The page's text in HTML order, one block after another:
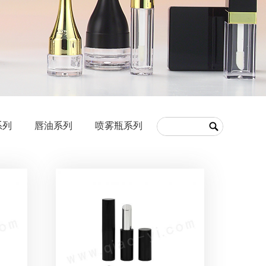
唇油系列 喷雾瓶系列